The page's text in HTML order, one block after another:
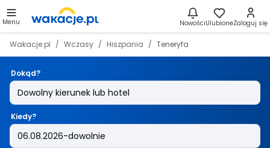
Menu NowościUlubioneZaloguj się
Wakacje.pl Wczasy Hiszpania Teneryfa
Dokąd?
Kiedy?